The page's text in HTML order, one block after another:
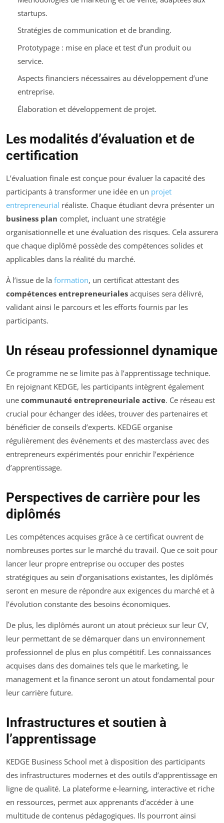
startups.
Stratégies de communication et de branding.
Prototypage : mise en place et test d’un produit ou
service.
Aspects financiers nécessaires au développement d’une
entreprise.
Élaboration et développement de projet.
Les modalités d’évaluation et de
certification
L’évaluation finale est conçue pour évaluer la capacité des
participants à transformer une idée en un projet
entrepreneurial réaliste. Chaque étudiant devra présenter un
business plan complet, incluant une stratégie
organisationnelle et une évaluation des risques. Cela assurera
que chaque diplômé possède des compétences solides et
applicables dans la réalité du marché.
À l’issue de la formation, un certificat attestant des
compétences entrepreneuriales acquises sera délivré,
validant ainsi le parcours et les efforts fournis par les
participants.
Un réseau professionnel dynamique
Ce programme ne se limite pas à l’apprentissage technique.
En rejoignant KEDGE, les participants intègrent également
une communauté entrepreneuriale active. Ce réseau est
crucial pour échanger des idées, trouver des partenaires et
bénéficier de conseils d’experts. KEDGE organise
régulièrement des événements et des masterclass avec des
entrepreneurs expérimentés pour enrichir l’expérience
d’apprentissage.
Perspectives de carrière pour les
diplômés
Les compétences acquises grâce à ce certificat ouvrent de
nombreuses portes sur le marché du travail. Que ce soit pour
lancer leur propre entreprise ou occuper des postes
stratégiques au sein d’organisations existantes, les diplômés
seront en mesure de répondre aux exigences du marché et à
l’évolution constante des besoins économiques.
De plus, les diplômés auront un atout précieux sur leur CV,
leur permettant de se démarquer dans un environnement
professionnel de plus en plus compétitif. Les connaissances
acquises dans des domaines tels que le marketing, le
management et la finance seront un atout fondamental pour
leur carrière future.
Infrastructures et soutien à
l’apprentissage
KEDGE Business School met à disposition des participants
des infrastructures modernes et des outils d’apprentissage en
ligne de qualité. La plateforme e-learning, interactive et riche
en ressources, permet aux apprenants d’accéder à une
multitude de contenus pédagogiques. Ils pourront ainsi